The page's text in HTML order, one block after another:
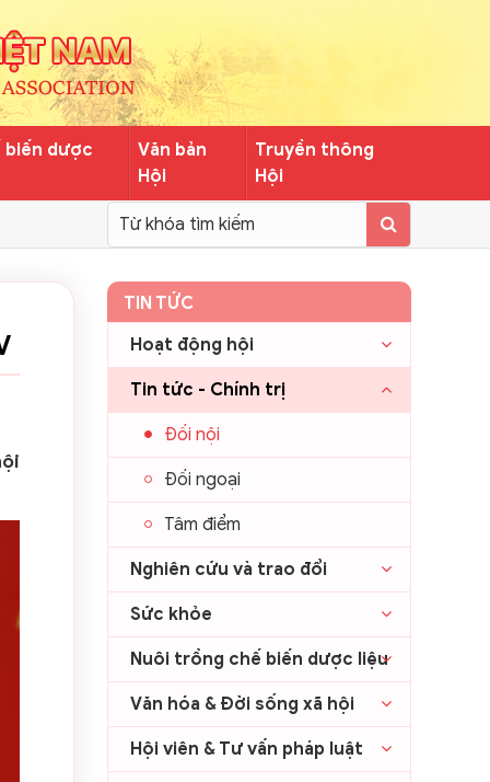
biến dược
Văn bản
Hội
Truyền thông
Hội
TIN TỨC
Hoạt động hội
Tin tức - Chính trị
Đối nội
Đối ngoại
Tâm điểm
Nghiên cứu và trao đổi
Sức khỏe
Nuôi trồng chế biến dược liệu
Văn hóa & Đời sống xã hội
Hội viên & Tư vấn pháp luật